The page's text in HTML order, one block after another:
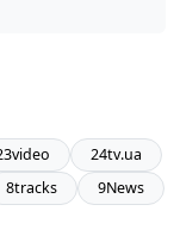
24tv.ua
8tracks
9News